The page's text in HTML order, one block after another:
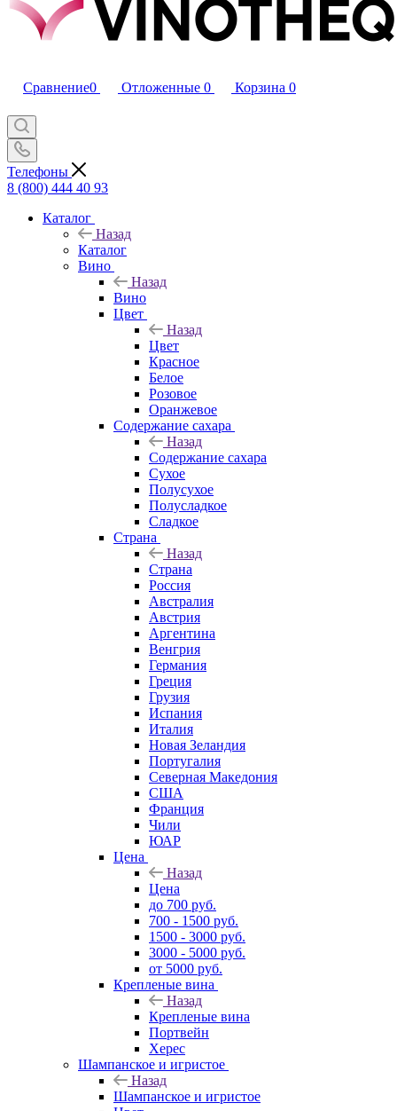
Сравнение0 Отложенные 0 Корзина 0
Телефоны
8 (800) 444 40 93
Каталог
Назад
Каталог
Вино
Назад
Вино
Цвет
Назад
Цвет
Красное
Белое
Розовое
Оранжевое
Содержание сахара
Назад
Содержание сахара
Сухое
Полусухое
Полусладкое
Сладкое
Страна
Назад
Страна
Россия
Австралия
Австрия
Аргентина
Венгрия
Германия
Греция
Грузия
Испания
Италия
Новая Зеландия
Португалия
Северная Македония
США
Франция
Чили
ЮАР
Цена
Назад
Цена
до 700 руб.
700 - 1500 руб.
1500 - 3000 руб.
3000 - 5000 руб.
от 5000 руб.
Крепленые вина
Назад
Крепленые вина
Портвейн
Херес
Шампанское и игристое
Назад
Шампанское и игристое